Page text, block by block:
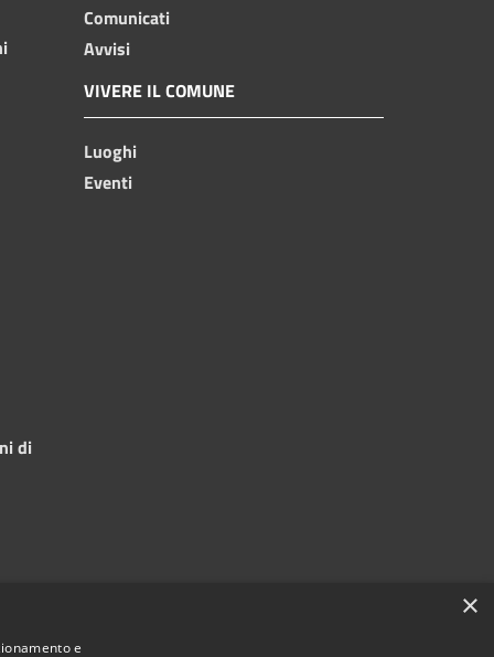
Comunicati
Avvisi
VIVERE IL COMUNE
Luoghi
Eventi
di
×
e